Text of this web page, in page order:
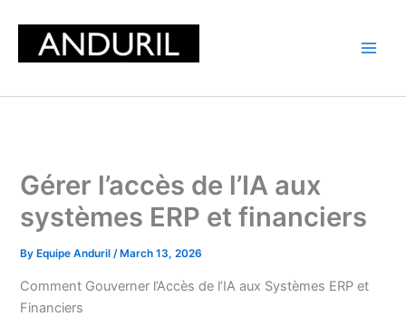
content
Gérer l’accès de l’IA aux
systèmes ERP et financiers
By Equipe Anduril/ March 13, 2026
Comment Gouverner l’Accès de l’IA aux Systèmes ERP et
Financiers